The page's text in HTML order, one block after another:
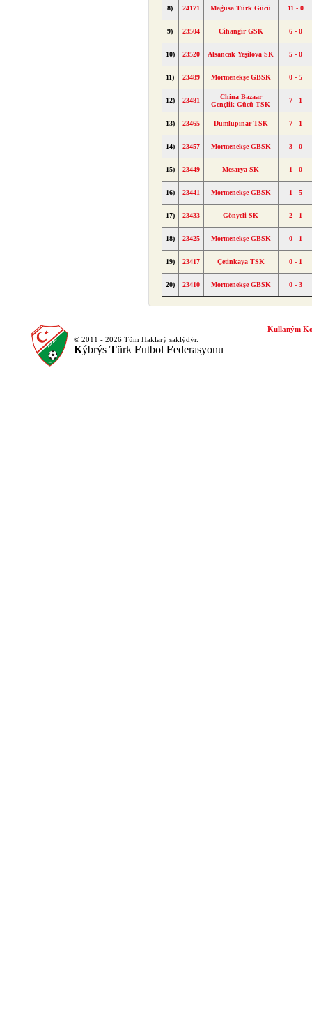
8) 24171 Mağusa Türk Gücü 11 - 0
9) 23504 Cihangir GSK 6 - 0
10) 23520 Alsancak Yeşilova SK 5 - 0
11) 23489 Mormenekşe GBSK 0 - 5
12) 23481
China Bazaar
Gençlik Gücü TSK
7 - 1
13) 23465 Dumlupınar TSK 7 - 1
14) 23457 Mormenekşe GBSK 3 - 0
15) 23449 Mesarya SK 1 - 0
16) 23441 Mormenekşe GBSK 1 - 5
17) 23433 Gönyeli SK 2 - 1
18) 23425 Mormenekşe GBSK 0 - 1
19) 23417 Çetinkaya TSK 0 - 1
20) 23410 Mormenekşe GBSK 0 - 3
© 2011 - 2026 Tüm Haklarý saklýdýr.
Kýbrýs Türk Futbol Federasyonu
Kullaným